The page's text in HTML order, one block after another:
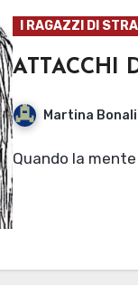
I RAGAZZI DI
ATTACCHI
Martina Bonali
Quando la